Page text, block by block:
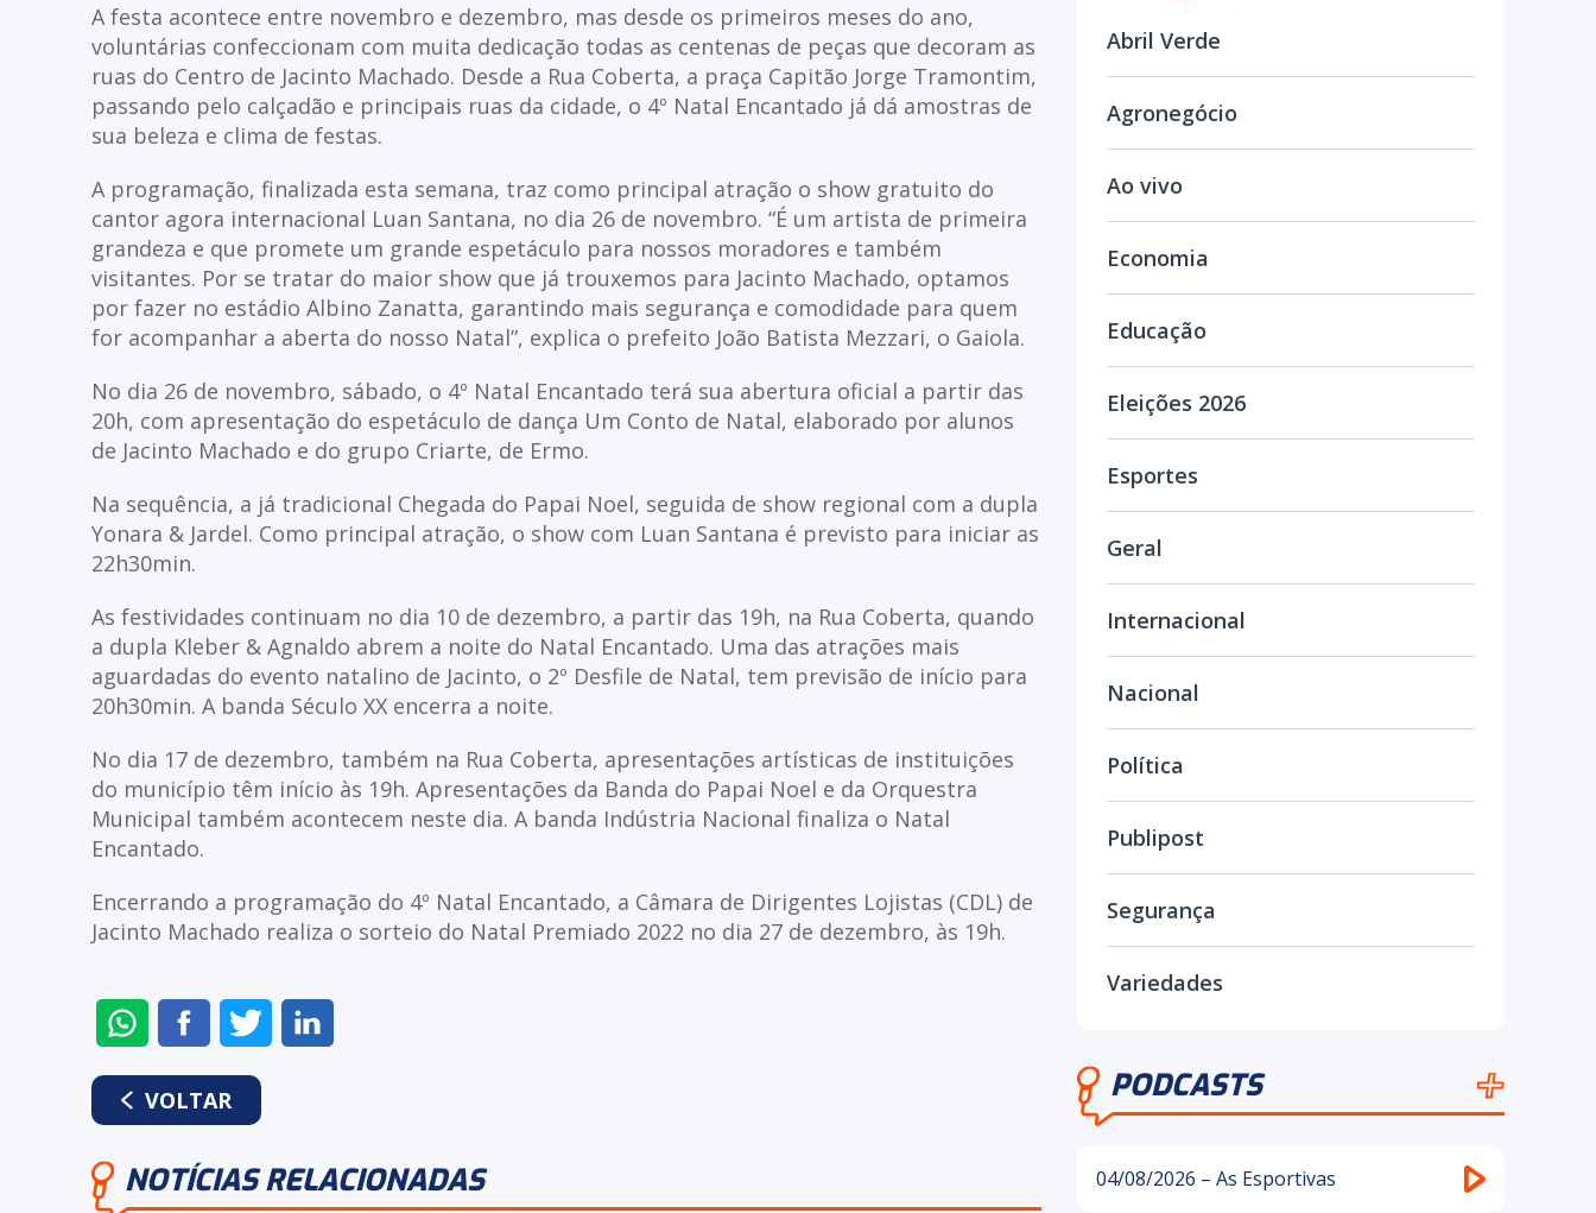
A festa acontece entre novembro e dezembro, mas desde os primeiros meses do ano,
voluntárias confeccionam com muita dedicação todas as centenas de peças que decoram as
ruas do Centro de Jacinto Machado. Desde a Rua Coberta, a praça Capitão Jorge Tramontim,
passando pelo calçadão e principais ruas da cidade, o 4º Natal Encantado já dá amostras de
sua beleza e clima de festas.
A programação, finalizada esta semana, traz como principal atração o show gratuito do
cantor agora internacional Luan Santana, no dia 26 de novembro. “É um artista de primeira
grandeza e que promete um grande espetáculo para nossos moradores e também
visitantes. Por se tratar do maior show que já trouxemos para Jacinto Machado, optamos
por fazer no estádio Albino Zanatta, garantindo mais segurança e comodidade para quem
for acompanhar a aberta do nosso Natal”, explica o prefeito João Batista Mezzari, o Gaiola.
No dia 26 de novembro, sábado, o 4º Natal Encantado terá sua abertura oficial a partir das
20h, com apresentação do espetáculo de dança Um Conto de Natal, elaborado por alunos
de Jacinto Machado e do grupo Criarte, de Ermo.
Na sequência, a já tradicional Chegada do Papai Noel, seguida de show regional com a dupla
Yonara & Jardel. Como principal atração, o show com Luan Santana é previsto para iniciar as
22h30min.
As festividades continuam no dia 10 de dezembro, a partir das 19h, na Rua Coberta, quando
a dupla Kleber & Agnaldo abrem a noite do Natal Encantado. Uma das atrações mais
aguardadas do evento natalino de Jacinto, o 2º Desfile de Natal, tem previsão de início para
20h30min. A banda Século XX encerra a noite.
No dia 17 de dezembro, também na Rua Coberta, apresentações artísticas de instituições
do município têm início às 19h. Apresentações da Banda do Papai Noel e da Orquestra
Municipal também acontecem neste dia. A banda Indústria Nacional finaliza o Natal
Encantado.
Encerrando a programação do 4º Natal Encantado, a Câmara de Dirigentes Lojistas (CDL) de
Jacinto Machado realiza o sorteio do Natal Premiado 2022 no dia 27 de dezembro, às 19h.
ENVIAR
NO
WHATSAPP
COMPARTILHAR
NO
FACEBOOK
COMPARTILHAR
NO
VOLTAR
NOTÍCIAS RELACIONADAS
Abril Verde
Agronegócio
Ao vivo
Economia
Educação
Eleições 2026
Esportes
Geral
Internacional
Nacional
Política
Publipost
Segurança
Variedades
PODCASTS
04/08/2026 – As Esportivas